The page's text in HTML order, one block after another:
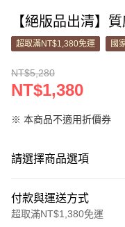
【絕版品出清】
超取滿NT$1,380免運 國
NT$5,280
NT$1,380
※ 本商品不適用折價券
請選擇商品選項
付款與運送方式
超取滿NT$1,380免運